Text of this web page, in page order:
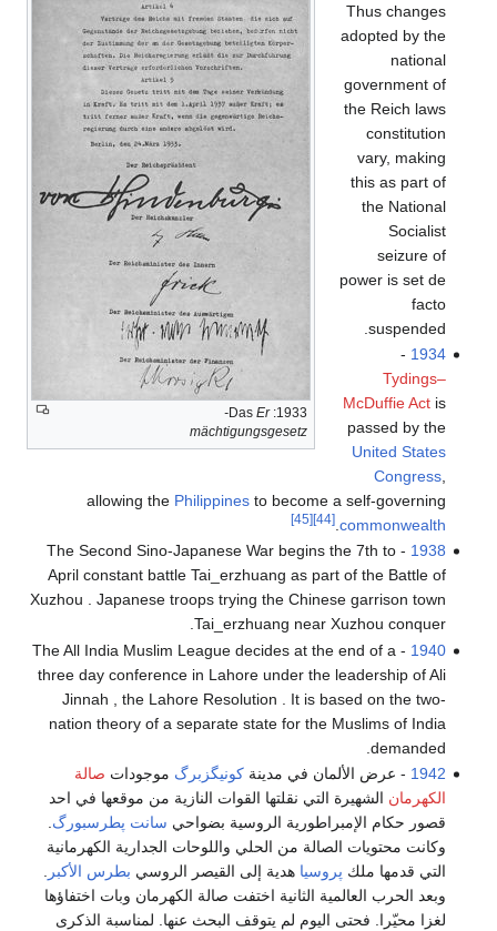
1933: Das
Er-
mächtigungsgesetz
Thus changes
adopted by the
national
government of
the Reich laws
constitution
vary, making
this as part of
the National
Socialist
seizure of
power is set de
facto
suspended.
1934
-
Tydings–
McDuffie Actis
passed by the
United States
Congress,
allowing the Philippinesto become a self-governing
commonwealth
.
[44]
[45]
1938
- The Second Sino-Japanese War begins the 7th to
April constant battle Tai_erzhuang as part of the Battle of
Xuzhou . Japanese troops trying the Chinese garrison town
Tai_erzhuang near Xuzhou conquer.
1940
- The All India Muslim League decides at the end of a
three day conference in Lahore under the leadership of Ali
Jinnah , the Lahore Resolution . It is based on the two-
nation theory of a separate state for the Muslims of India
demanded.
1942 - عرض الألمان في مدينةكونيگزبرگ موجودات صالة
الكهرمان الشهيرة التي نقلتها القوات النازية من موقعها في احد
قصور حكام الإمبراطورية الروسية بضواحي سانت پطرسبورگ
وكانت محتويات الصالة من الحلي واللوحات الجدارية الكهرمانية
التي قدمها ملك پروسيا هدية إلى القيصر الروسي بطرس الأكبر
وبعد الحرب العالمية الثانية اختفت صالة الكهرمان وبات اختفاؤها
لغزا محيّرا. فحتى اليوم لم يتوقف البحث عنها. لمناسبة الذكرى